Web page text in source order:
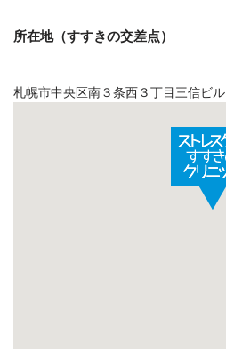
所在地（すすきの交差点）
札幌市中央区南３条西３丁目三信ビル